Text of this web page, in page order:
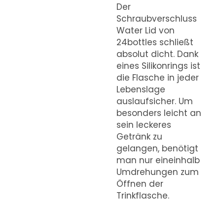
Der
Schraubverschluss
Water Lid von
24bottles schließt
absolut dicht. Dank
eines Silikonrings ist
die Flasche in jeder
Lebenslage
auslaufsicher. Um
besonders leicht an
sein leckeres
Getränk zu
gelangen, benötigt
man nur eineinhalb
Umdrehungen zum
Öffnen der
Trinkflasche.